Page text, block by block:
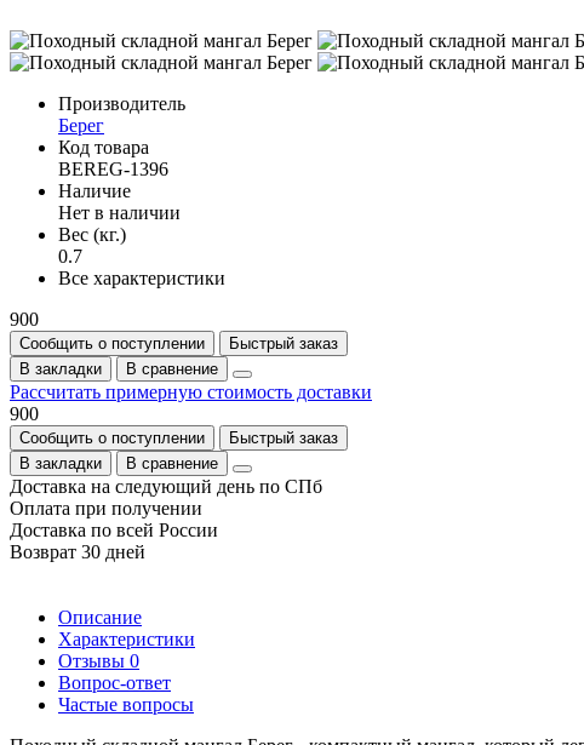
Производитель
Берег
Код товара
BEREG-1396
Наличие
Нет в наличии
Вес (кг.)
0.7
Все характеристики
900
Сообщить о поступлении
Быстрый заказ
В закладки
В сравнение
Рассчитать примерную стоимость доставки
900
Сообщить о поступлении
Быстрый заказ
В закладки
В сравнение
Доставка на следующий день по СПб
Оплата при получении
Доставка по всей России
Возврат 30 дней
Описание
Характеристики
Отзывы 0
Вопрос-ответ
Частые вопросы